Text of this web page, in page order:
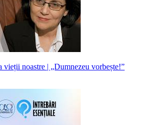
noastre | „Dumnezeu vorbește!”